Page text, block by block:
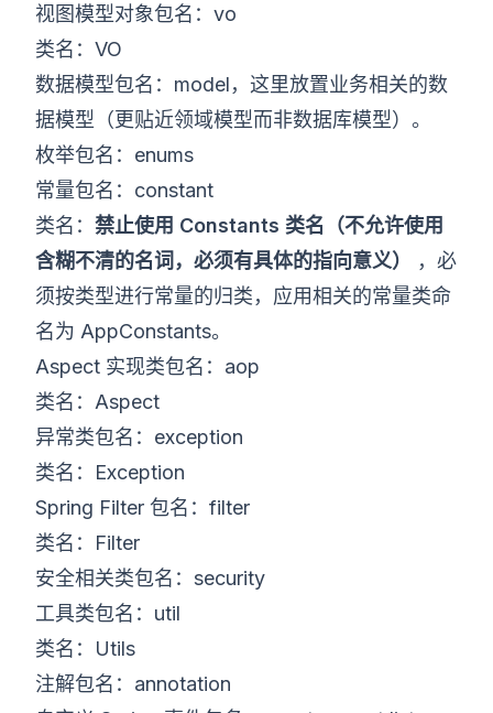
视图模型对象包名：vo
类名：VO
数据模型包名：model，这里放置业务相关的数
据模型（更贴近领域模型而非数据库模型）。
枚举包名：enums
常量包名：constant
类名： 禁止使用 Constants 类名（不允许使用
含糊不清的名词，必须有具体的指向意义）
，必
须按类型进行常量的归类，应用相关的常量类命
名为 AppConstants。
Aspect 实现类包名：aop
类名：Aspect
异常类包名：exception
类名：Exception
Spring Filter 包名：filter
类名：Filter
安全相关类包名：security
工具类包名：util
类名：Utils
注解包名：annotation